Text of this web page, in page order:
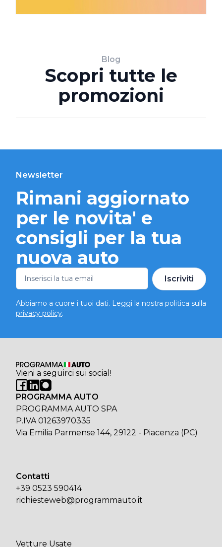
Blog
Scopri tutte le
promozioni
Newsletter
Rimani aggiornato
per le novita' e
consigli per la tua
nuova auto
Iscriviti
Abbiamo a cuore i tuoi dati. Leggi la nostra politica sulla
privacy policy.
Vieni a seguirci sui social!
PROGRAMMA AUTO
PROGRAMMA AUTO SPA
P.IVA 01263970335
Via Emilia Parmense 144, 29122 - Piacenza (PC)
Contatti
+39 0523 590414
richiesteweb@programmauto.it
Vetture Usate